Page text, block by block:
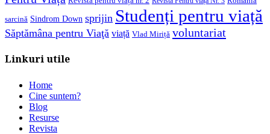
sarcină Sindrom Down sprijin Studenți pentru viață
Săptămâna pentru Viaţă viață Vlad Miriță voluntariat
Linkuri utile
Home
Cine suntem?
Blog
Resurse
Revista